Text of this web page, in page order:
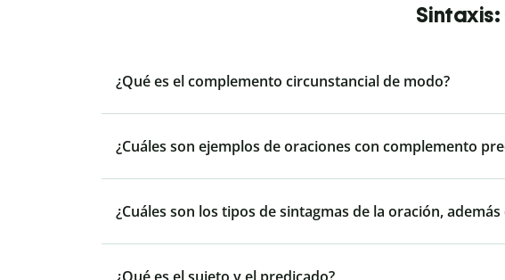
¿Qué es el complemento circunstancial de modo?
¿Cuáles son ejemplos de oraciones con complemento
¿Cuáles son los tipos de sintagmas de la oración,